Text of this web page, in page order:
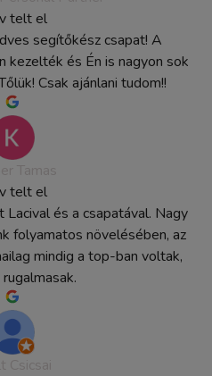
telt el
segítőkész csapat! A
kezelték és Én is nagyon sok
Csak ajánlani tudom!!
telt el
és a csapatával. Nagy
folyamatos növelésében, az
mindig a top-ban voltak,